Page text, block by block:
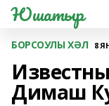
Юшатыр
БОРСОУЛЫ ХӘЛ 8
Димаш